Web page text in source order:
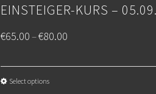
EINSTEIGER-KURS –
€65.00–€80.00
Select options